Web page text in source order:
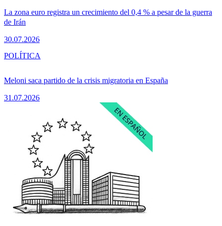
La zona euro registra un crecimiento del 0,4 % a pesar de la guerra
de Irán
30.07.2026
Meloni saca partido de la crisis migratoria en España
31.07.2026
POLÍTICA